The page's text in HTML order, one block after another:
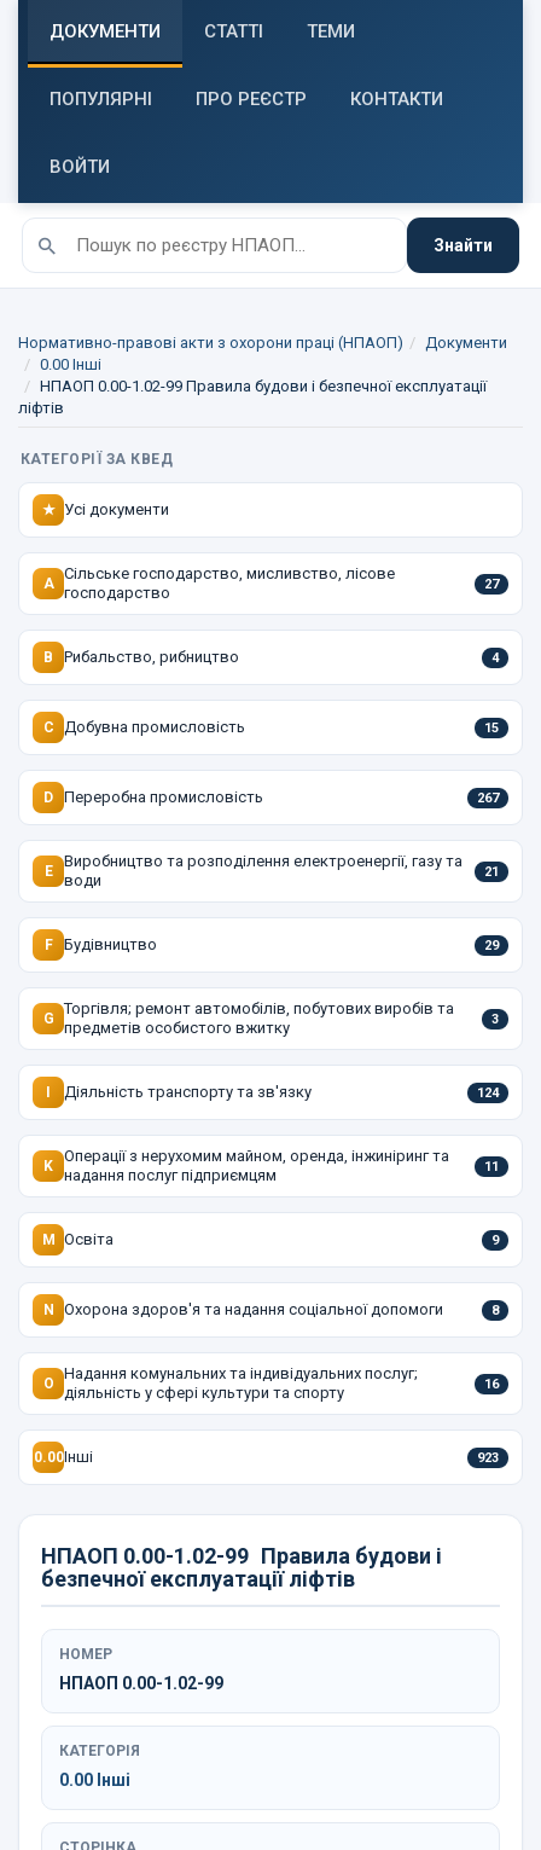
ДОКУМЕНТИ СТАТТІ ТЕМИ
ПОПУЛЯРНІ ПРО РЕЄСТР КОНТАКТИ
ВОЙТИ
Знайти
Нормативно-правові акти з охорони праці (НПАОП)
Документи
0.00 Інші
НПАОП 0.00-1.02-99 Правила будови і безпечної експлуатації
ліфтів
КАТЕГОРІЇ ЗА КВЕД
★ Усі документи
A
Сільське господарство, мисливство, лісове
господарство
27
B Рибальство, рибництво 4
C Добувна промисловість 15
D Переробна промисловість 267
E
Виробництво та розподілення електроенергії, газу та
води
21
F Будівництво 29
G
Торгівля; ремонт автомобілів, побутових виробів та
предметів особистого вжитку
3
I Діяльність транспорту та зв'язку 124
K
Операції з нерухомим майном, оренда, інжиніринг та
надання послуг підприємцям
11
M Освіта 9
N Охорона здоров'я та надання соціальної допомоги 8
O
Надання комунальних та індивідуальних послуг;
діяльність у сфері культури та спорту
16
0.00Інші 923
НПАОП 0.00-1.02-99 Правила будови і
безпечної експлуатації ліфтів
НОМЕР
НПАОП 0.00-1.02-99
КАТЕГОРІЯ
0.00 Інші